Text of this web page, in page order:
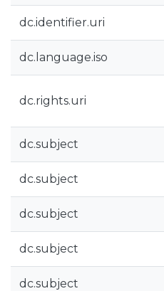
dc.identifier.uri
dc.language.iso
dc.rights.uri
dc.subject
dc.subject
dc.subject
dc.subject
dc.subject